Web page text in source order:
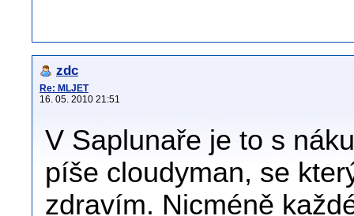
zdc
Re: MLJET
16. 05. 2010 21:51
V Saplunaře je to s
píše cloudyman, se
zdravím. Nicméně